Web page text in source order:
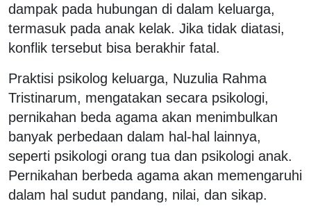
dampak pada hubungan di dalam keluarga,
termasuk pada anak kelak. Jika tidak diatasi,
konflik tersebut bisa berakhir fatal.
Praktisi psikolog keluarga, Nuzulia Rahma
Tristinarum, mengatakan secara psikologi,
pernikahan beda agama akan menimbulkan
banyak perbedaan dalam hal-hal lainnya,
seperti psikologi orang tua dan psikologi anak.
Pernikahan berbeda agama akan memengaruhi
dalam hal sudut pandang, nilai, dan sikap.